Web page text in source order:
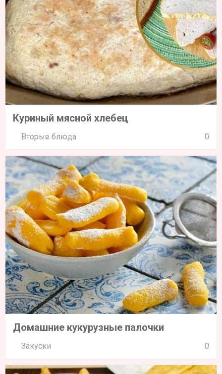
Куриный мясной хлебец
Вторые блюда 0
Домашние кукурузные палочки
Закуски 0